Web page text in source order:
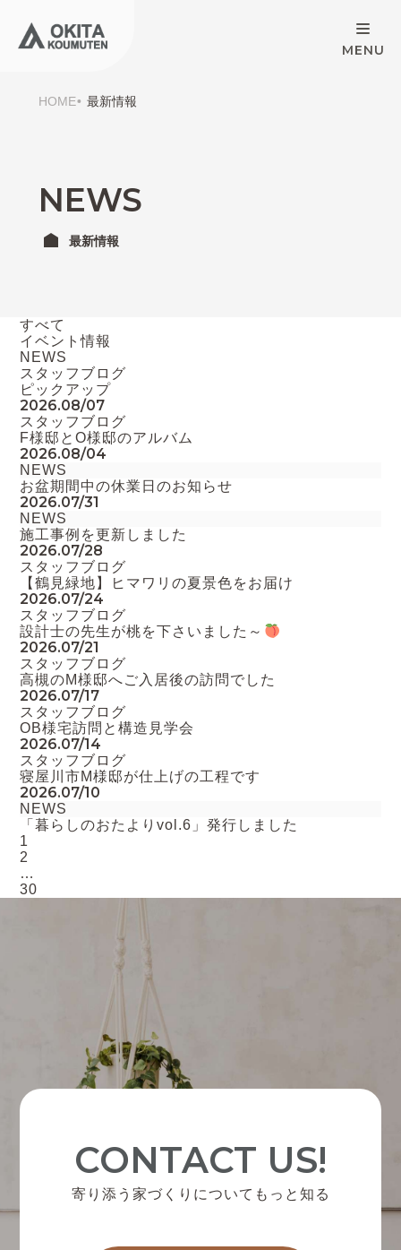
NEWS
最新情報
HOME 最新情報
すべて
イベント情報
NEWS
スタッフブログ
ピックアップ
2026.08/07
スタッフブログ
F様邸とO様邸のアルバム
2026.08/04
NEWS
お盆期間中の休業日のお知らせ
2026.07/31
NEWS
施工事例を更新しました
2026.07/28
スタッフブログ
【鶴見緑地】ヒマワリの夏景色をお届け
2026.07/24
スタッフブログ
設計士の先生が桃を下さいました～
2026.07/21
スタッフブログ
高槻のM様邸へご入居後の訪問でした
2026.07/17
スタッフブログ
OB様宅訪問と構造見学会
2026.07/14
スタッフブログ
寝屋川市M様邸が仕上げの工程です
2026.07/10
NEWS
「暮らしのおたよりvol.6」発行しました
投
稿
の
ペ
1
2
…
30
CONTACT US!
寄り添う家づくりについてもっと知る